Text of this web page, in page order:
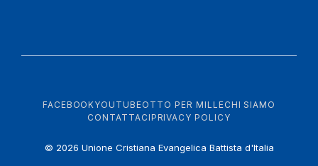
FACEBOOKYOUTUBEOTTO PER MILLECHI SIAMO
CONTATTACIPRIVACY POLICY
© 2026 Unione Cristiana Evangelica Battista d'Italia